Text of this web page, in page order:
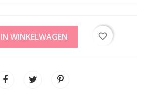
IN WINKELWAGEN favorite_border